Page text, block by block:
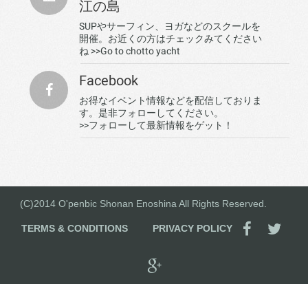
江の島
SUPやサーフィン、ヨガなどのスクールを
開催。お近くの方はチェックみてください
ね >>Go to chotto yacht
Facebook
お得なイベント情報などを配信しておりま
す。是非フォローしてください。
>>フォローして最新情報をゲット！
(C)2014 O'penbic Shonan Enoshina All Rights Reserved.
TERMS & CONDITIONS PRIVACY POLICY